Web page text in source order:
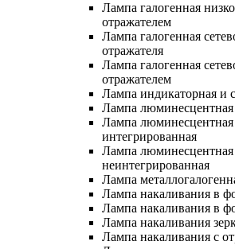
Лампа галогенная
отражателем
Лампа галогенная
отражателя
Лампа галогенная
отражателем
Лампа индикаторная и
Лампа люминесцентная
Лампа люминесцентная
интегрированная
Лампа люминесцентная
неинтегрированная
Лампа
Лампа накаливания в
Лампа накаливания в
Лампа накаливания
Лампа накаливания с